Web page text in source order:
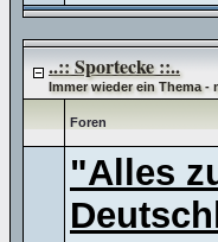
..:: Sportecke ::..
Immer wieder ein Thema -
Foren
"Alles